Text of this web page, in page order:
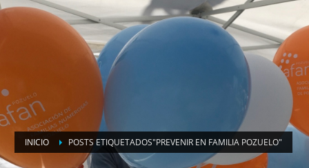
INICIO POSTS ETIQUETADOS"PREVENIR EN FAMILIA POZUELO"